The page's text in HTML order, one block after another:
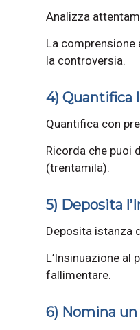
Analizza
La
la controversia.
4) Quantifica
Quantifica con
Ricorda che puoi
(trentamila).
5) Deposita
Deposita istanza
L’Insinuazione
fallimentare.
6) Nomina